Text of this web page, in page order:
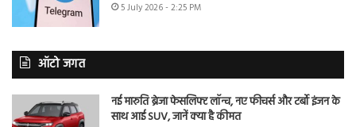
5 July 2026 - 2:25 PM
ऑटो जगत
नई मारुति ब्रेजा फेसलिफ्ट लॉन्च, नए फीचर्स और टर्बो इंजन के
साथ आई SUV, जानें क्या है कीमत